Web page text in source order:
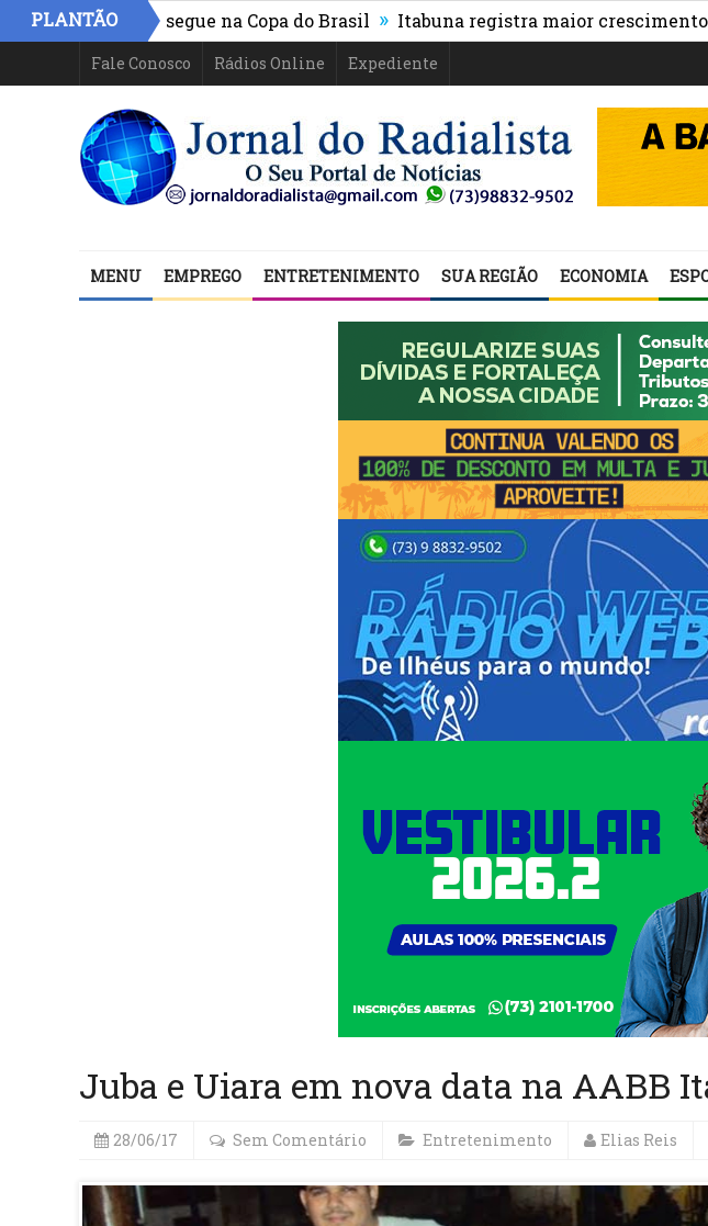
PLANTÃO
PR e segue na Copa do Brasil » Itabuna registra maior crescimento do
Fale Conosco Rádios Online Expediente
MENU EMPREGO ENTRETENIMENTO SUA REGIÃO ECONOMIA
Juba e Uiara em nova data na AABB
28/06/17 Sem Comentário Entretenimento Elias Reis